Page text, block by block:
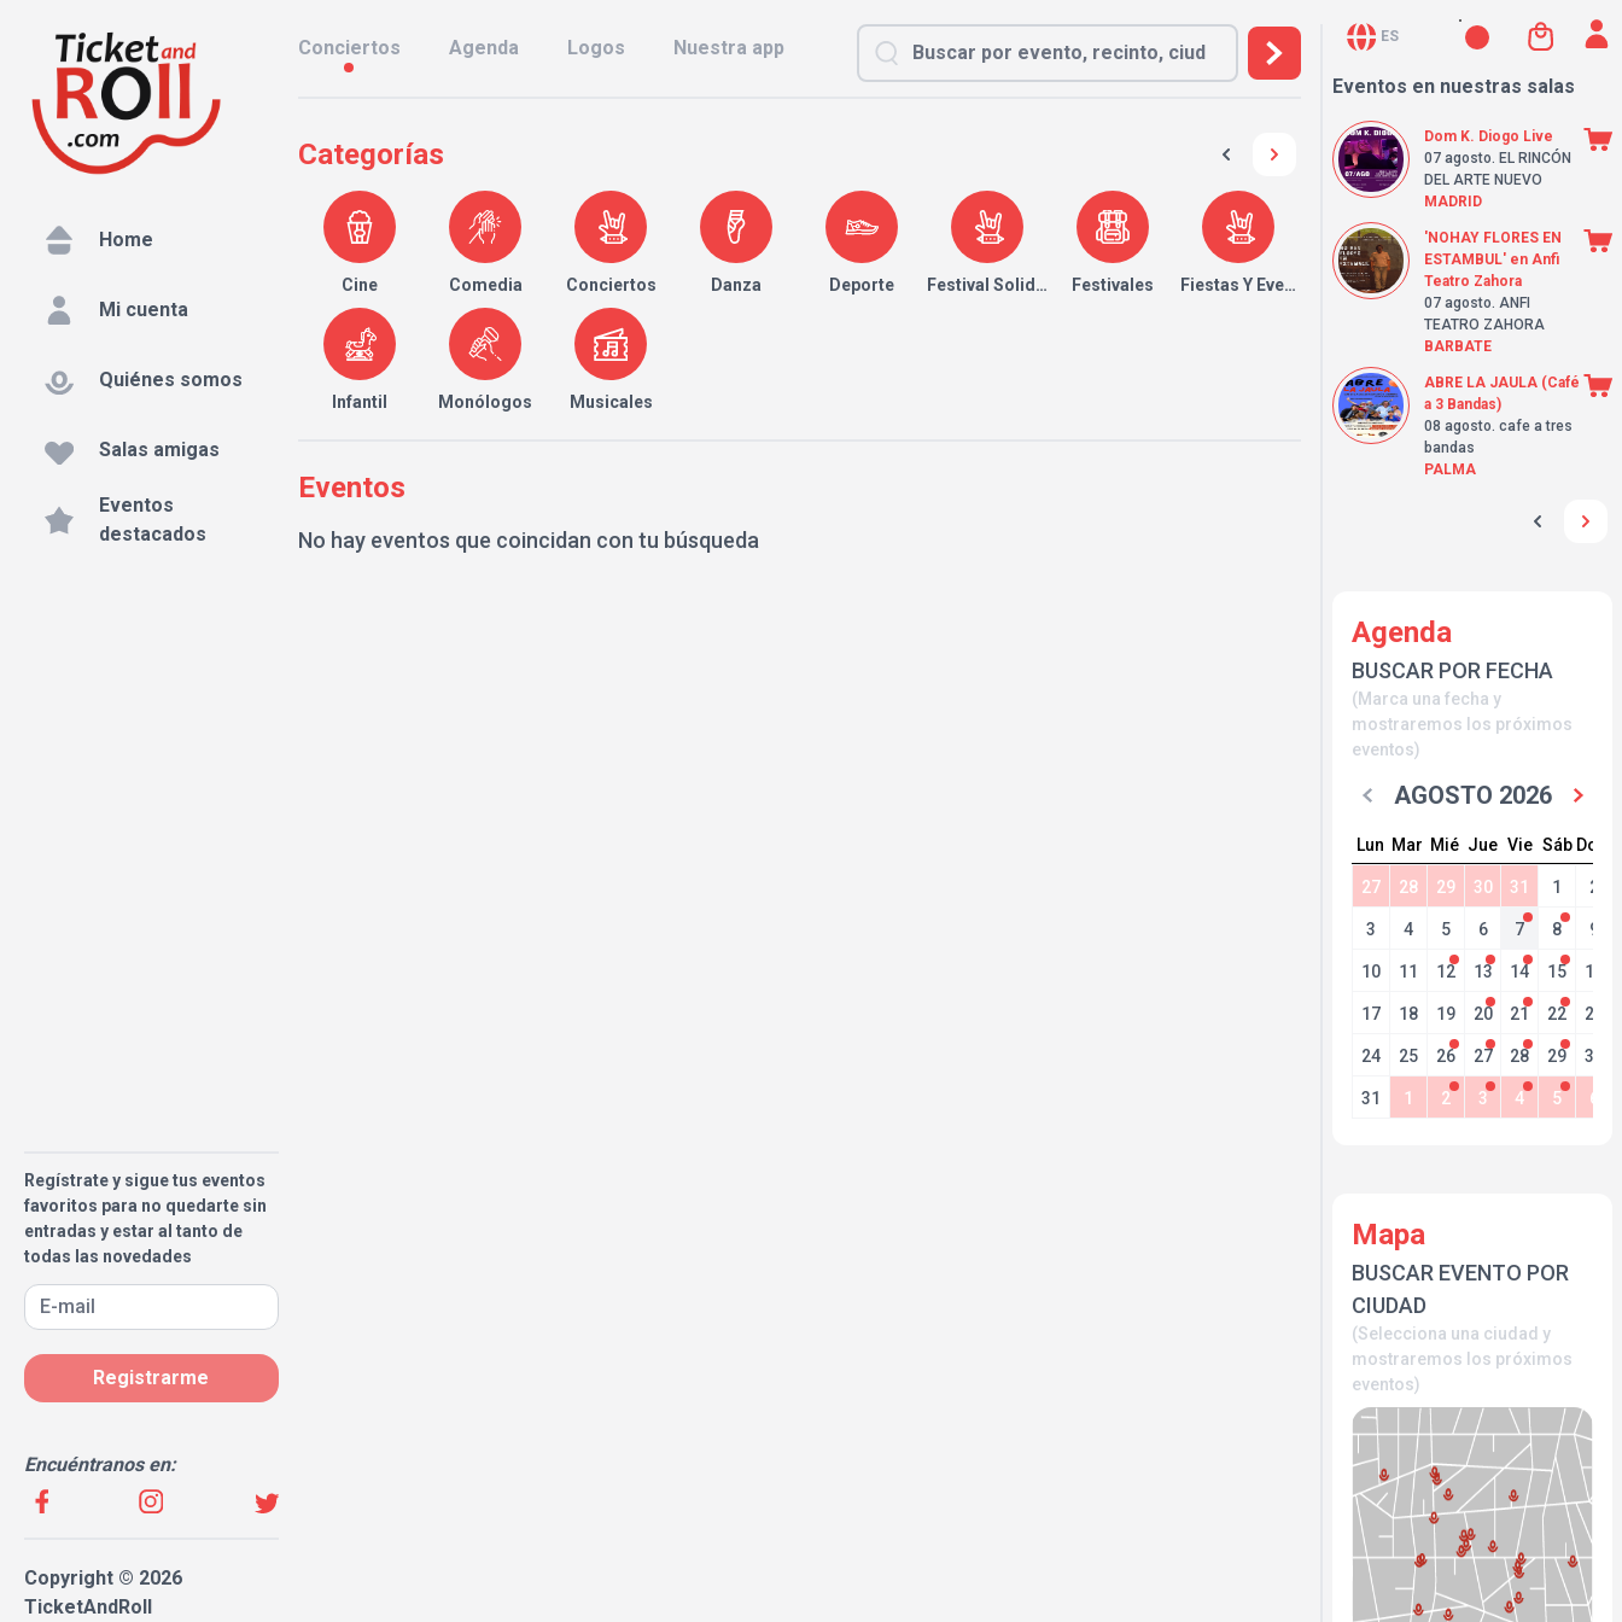
Home
Mi cuenta
Quiénes somos
Salas amigas
Eventos
destacados
Regístrate y sigue tus eventos
favoritos para no quedarte sin
entradas y estar al tanto de
todas las novedades
Registrarme
Encuéntranos en:
Copyright © 2026
TicketAndRoll
Conciertos Agenda Logos Nuestra app
Categorías
Cine Comedia Conciertos Danza Deporte Festival Solidario Festivales Fiestas Y Eventos
Infantil Monólogos Musicales
Eventos
No hay eventos que coincidan con tu búsqueda
ES
Eventos en nuestras salas
Dom K. Diogo Live
07 agosto. EL RINCÓN
DEL ARTE NUEVO
MADRID
'NOHAY FLORES EN
ESTAMBUL' en Anfi
Teatro Zahora
07 agosto. ANFI
TEATRO ZAHORA
BARBATE
ABRE LA JAULA (Café
a 3 Bandas)
08 agosto. cafe a tres
bandas
PALMA
Agenda
BUSCAR POR FECHA
(Marca una fecha y
mostraremos los próximos
eventos)
AGOSTO 2026
Lun Mar Mié Jue Vie Sáb Dom
27 28 29 30 31 1 2
3 4 5 6 7 8 9
10 11 12 13 14 15 16
17 18 19 20 21 22 23
24 25 26 27 28 29 30
31 1 2 3 4 5 6
Mapa
BUSCAR EVENTO POR
CIUDAD
(Selecciona una ciudad y
mostraremos los próximos
eventos)